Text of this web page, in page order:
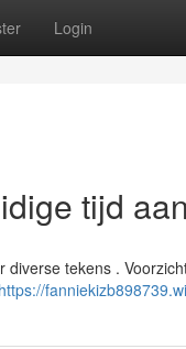
Login
tijd
tekens .
https://